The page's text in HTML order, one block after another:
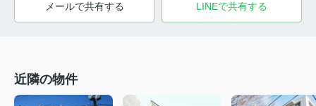
メールで共有する LINEで共有する
近隣の物件